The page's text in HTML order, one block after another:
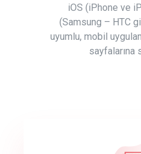
iOS (iPhone ve
(Samsung – HTC
uyumlu, mobil
sayfalarına